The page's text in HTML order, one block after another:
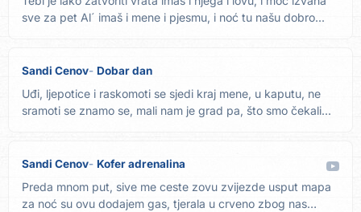
sve za pet Al´ imaš i mene i pjesmu, i noć tu našu dobro...
Sandi Cenov Dobar dan
Uđi, ljepotice i raskomoti se sjedi kraj mene, u kaputu, ne
sramoti se znamo se, mali nam je grad pa, što smo čekali...
Sandi Cenov Kofer adrenalina
Preda mnom put, sive me ceste zovu zvijezde usput mapa
za noć su ovu dodajem gas, tjerala u crveno zbog nas